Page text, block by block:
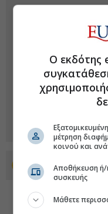
Προσθέστε το
Ο εκδότης
μέτρηση
κοινού και
Αποθήκευση ή/
συσκευής
Μάθετε